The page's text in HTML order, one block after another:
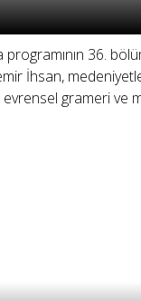
36.
İhsan,
grameri ve